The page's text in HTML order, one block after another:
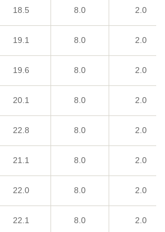
18.5 8.0 2.0
19.1 8.0 2.0
19.6 8.0 2.0
20.1 8.0 2.0
22.8 8.0 2.0
21.1 8.0 2.0
22.0 8.0 2.0
22.1 8.0 2.0